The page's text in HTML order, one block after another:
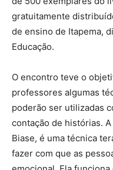
gratuitamente
de ensino de Itapema,
Educação.
O encontro teve o
professores algumas
poderão ser utilizadas
contação de histórias.
Biase, é uma técnica
fazer com que as